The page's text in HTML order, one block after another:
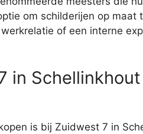
om schilderijen op maat
of een interne
in
is bij Zuidwest 7 in